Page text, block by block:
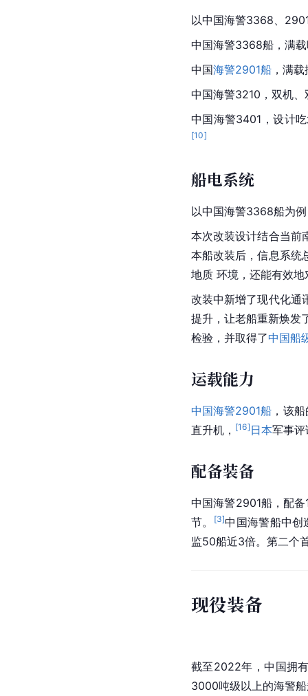
以中国海警3368、
中国海警3368船，满
中国海警2901船 ，满
中国海警3210，双机
中国海警3401，设计
[10]
船电系统
以中国海警3368船为
本次改装设计结合当前
本船改装后，信息系统
地质 环境，还能有效
改装中新增了现代化通
提升，让老船重新焕发
检验，并取得了中国船
运载能力
中国海警2901船 ，该
直升机， [16] 日本军事评
配备装备
中国海警2901船，配
节。
[3]中国海警船中创
监50船近3倍。第二个
现役装备
截至2022年，中国拥
3000吨级以上的海警